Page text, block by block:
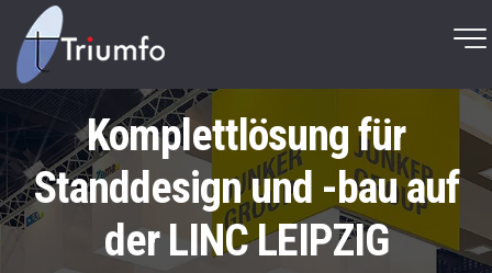
Komplettlösung für
Standdesign und -bau auf
der LINC LEIPZIG